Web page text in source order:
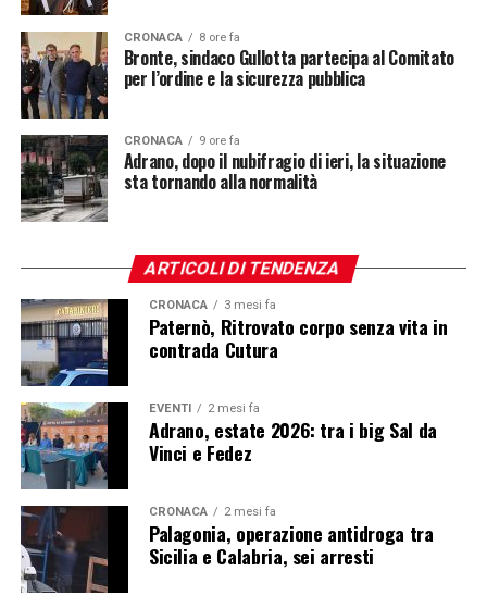
CRONACA 8 ore fa
Bronte, sindaco Gullotta partecipa al Comitato
per l’ordine e la sicurezza pubblica
CRONACA 9 ore fa
Adrano, dopo il nubifragio di ieri, la situazione
sta tornando alla normalità
ARTICOLI DI TENDENZA
CRONACA 3 mesi fa
Paternò, Ritrovato corpo senza vita in
contrada Cutura
EVENTI 2 mesi fa
Adrano, estate 2026: tra i big Sal da
Vinci e Fedez
CRONACA 2 mesi fa
Palagonia, operazione antidroga tra
Sicilia e Calabria, sei arresti